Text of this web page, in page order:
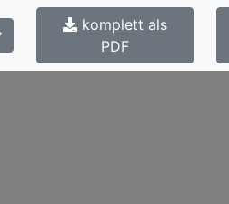
komplett als
PDF